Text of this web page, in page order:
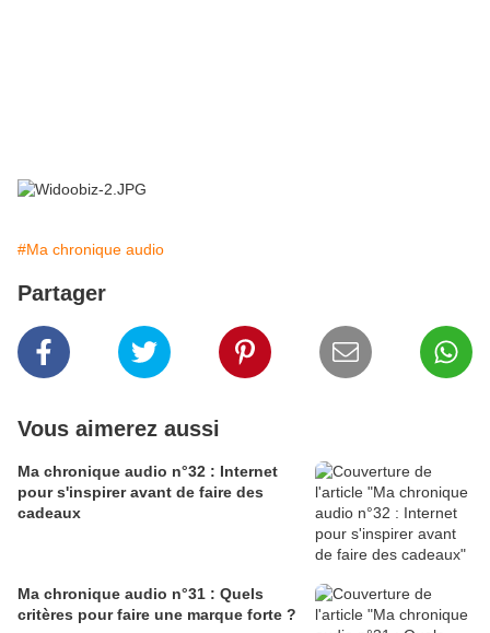
#Ma chronique audio
Partager
Vous aimerez aussi
Ma chronique audio n°32 : Internet
pour s'inspirer avant de faire des
cadeaux
Ma chronique audio n°31 : Quels
critères pour faire une marque forte ?